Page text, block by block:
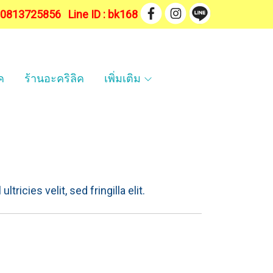
Line ID : bk168
ร้านอะคริลิค เพิ่มเติม
velit, sed fringilla elit.